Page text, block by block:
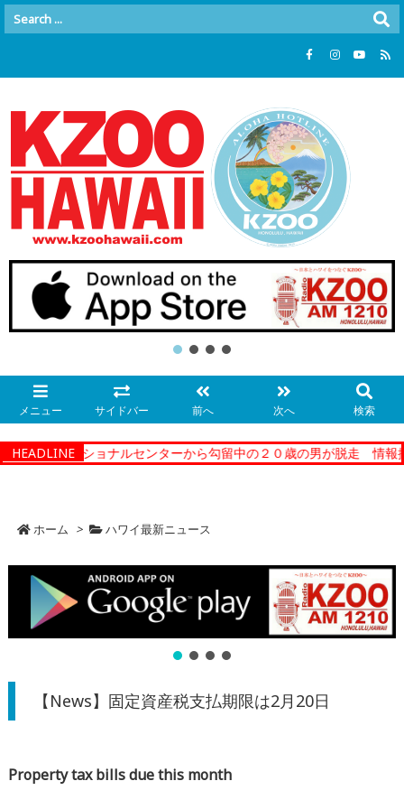
メニュー サイドバー 前へ 次へ 検索
HEADLINE
ィーコレクショナルセンターから勾留中の２０歳の男が脱走 情報提
ホーム > ハワイ最新ニュース
【News】固定資産税支払期限は2月20日
Property tax bills due this month